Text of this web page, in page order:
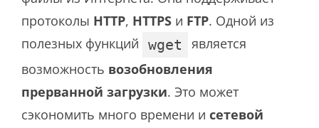
протоколы HTTP, HTTPS и FTP. Одной из
полезных функций wget
является
возможность возобновления
прерванной загрузки. Это может
сэкономить много времени и сетевой